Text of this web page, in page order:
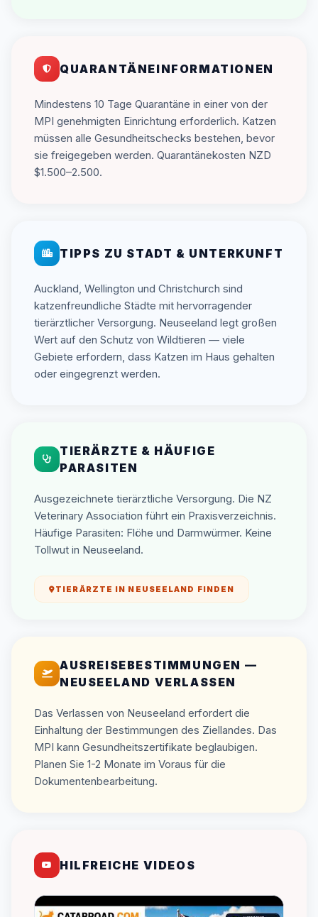
QUARANTÄNEINFORMATIONEN
Mindestens 10 Tage Quarantäne in einer von der
MPI genehmigten Einrichtung erforderlich. Katzen
müssen alle Gesundheitschecks bestehen, bevor
sie freigegeben werden. Quarantänekosten NZD
$1.500–2.500.
TIPPS ZU STADT & UNTERKUNFT
Auckland, Wellington und Christchurch sind
katzenfreundliche Städte mit hervorragender
tierärztlicher Versorgung. Neuseeland legt großen
Wert auf den Schutz von Wildtieren — viele
Gebiete erfordern, dass Katzen im Haus gehalten
oder eingegrenzt werden.
TIERÄRZTE & HÄUFIGE
PARASITEN
Ausgezeichnete tierärztliche Versorgung. Die NZ
Veterinary Association führt ein Praxisverzeichnis.
Häufige Parasiten: Flöhe und Darmwürmer. Keine
Tollwut in Neuseeland.
TIERÄRZTE IN NEUSEELAND FINDEN
AUSREISEBESTIMMUNGEN —
NEUSEELAND VERLASSEN
Das Verlassen von Neuseeland erfordert die
Einhaltung der Bestimmungen des Ziellandes. Das
MPI kann Gesundheitszertifikate beglaubigen.
Planen Sie 1-2 Monate im Voraus für die
Dokumentenbearbeitung.
HILFREICHE VIDEOS